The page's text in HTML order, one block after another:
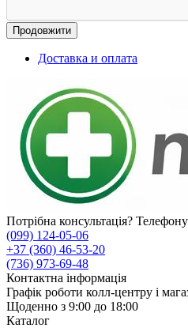
Продовжити
Доставка и оплата
Потрібна консультація?
(099) 124-05-06
+37 (360) 46-53-20
(736) 973-69-48
Контактна інформація
Графік роботи колл-центру і
Щоденно з 9:00 до 18:00
Каталог